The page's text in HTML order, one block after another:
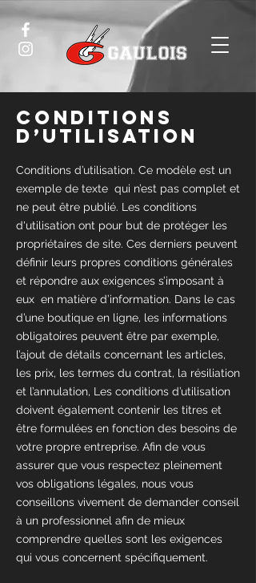
Conditions
d’utilisation
Conditions d’utilisation. Ce modèle est un
exemple de texte qui n’est pas complet et
ne peut être publié. Les conditions
d'utilisation ont pour but de protéger les
propriétaires de site. Ces derniers peuvent
définir leurs propres conditions générales
et répondre aux exigences s’imposant à
eux en matière d’information. Dans le cas
d’une boutique en ligne, les informations
obligatoires peuvent être par exemple,
l’ajout de détails concernant les articles,
les prix, les termes du contrat, la résiliation
et l’annulation, Les conditions d’utilisation
doivent également contenir les titres et
être formulées en fonction des besoins de
votre propre entreprise. Afin de vous
assurer que vous respectez pleinement
vos obligations légales, nous vous
conseillons vivement de demander conseil
à un professionnel afin de mieux
comprendre quelles sont les exigences
qui vous concernent spécifiquement.